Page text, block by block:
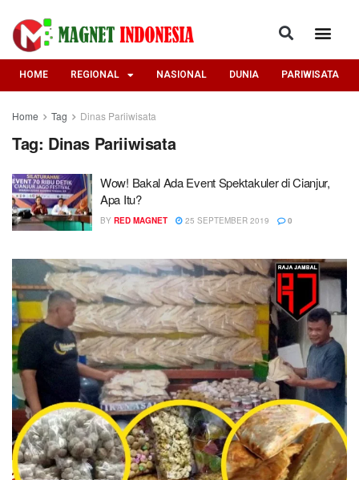
HOME REGIONAL NASIONAL DUNIA PARIWISATA
Home Tag Dinas Pariiwisata
Tag: Dinas Pariiwisata
Wow! Bakal Ada Event Spektakuler di Cianjur,
Apa Itu?
BY RED MAGNET 25 SEPTEMBER 2019 0